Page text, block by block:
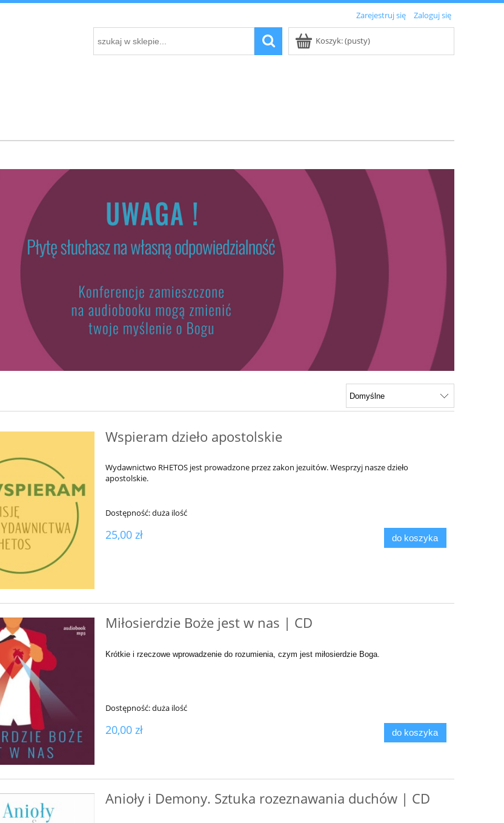
Zarejestruj się Zaloguj się
Koszyk:(pusty)
Wspieram dzieło apostolskie
Wydawnictwo RHETOS jest prowadzone przez zakon jezuitów. Wesprzyj nasze dzieło
apostolskie.
Dostępność:duża ilość
25,00 zł do koszyka
Miłosierdzie Boże jest w nas | CD
Krótkie i rzeczowe wprowadzenie do rozumienia, czym jest miłosierdzie Boga.
Dostępność:duża ilość
20,00 zł do koszyka
Anioły i Demony. Sztuka rozeznawania duchów | CD